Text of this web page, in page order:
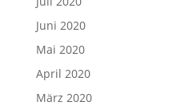
Juni 2020
Mai 2020
April 2020
März 2020